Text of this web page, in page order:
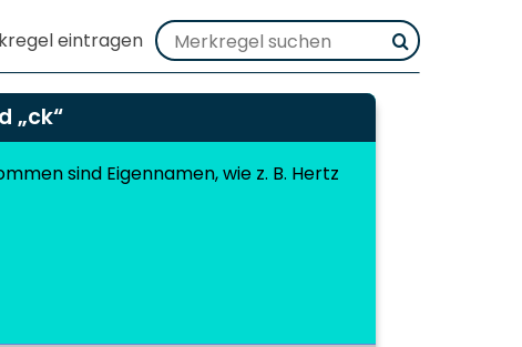
„ck“
sind Eigennamen, wie z. B. Hertz